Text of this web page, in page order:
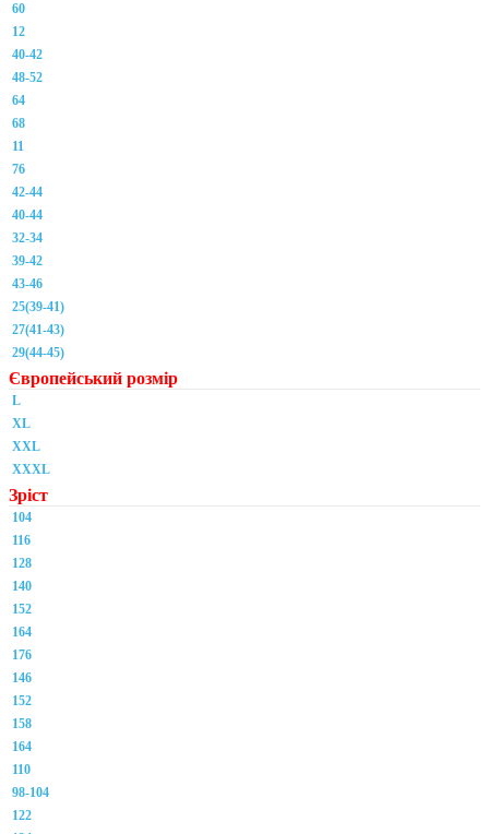
60
12
40-42
48-52
64
68
11
76
42-44
40-44
32-34
39-42
43-46
25(39-41)
27(41-43)
29(44-45)
Європейський розмір
L
XL
XXL
XXXL
Зріст
104
116
128
140
152
164
176
146
152
158
164
110
98-104
122